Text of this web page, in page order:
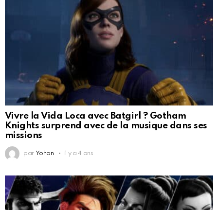
Vivre la Vida Loca avec Batgirl ? Gotham
Knights surprend avec de la musique dans ses
missions
par Yohan il y a 4 ans